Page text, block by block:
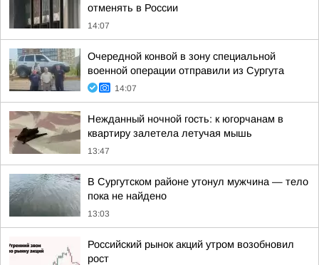
отменять в России
14:07
Очередной конвой в зону специальной
военной операции отправили из Сургута
14:07
Нежданный ночной гость: к югорчанам в
квартиру залетела летучая мышь
13:47
В Сургутском районе утонул мужчина — тело
пока не найдено
13:03
Российский рынок акций утром возобновил
рост